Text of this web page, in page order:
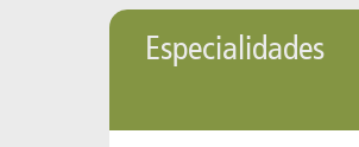
Especialidades